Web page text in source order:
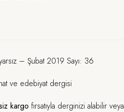
– Şubat 2019 Sayı: 36
ve edebiyat dergisi
kargo fırsatıyla derginizi alabilir veya